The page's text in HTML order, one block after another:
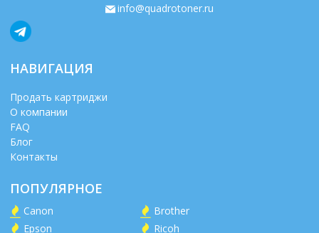
info@quadrotoner.ru
НАВИГАЦИЯ
Продать картриджи
О компании
FAQ
Блог
Контакты
ПОПУЛЯРНОЕ
Canon
Brother
Epson
Ricoh